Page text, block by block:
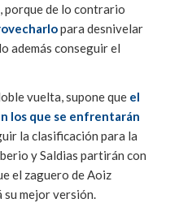
porque de lo contrario
para desnivelar
además conseguir el
vuelta, supone que el
los que se enfrentarán
la clasificación para la
y Saldias partirán con
el zaguero de Aoiz
mejor versión.